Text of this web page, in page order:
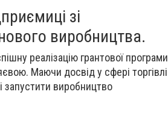
зі
виробництва.
реалізацію грантової програми
Маючи досвід у сфері торгівлі
запустити виробництво